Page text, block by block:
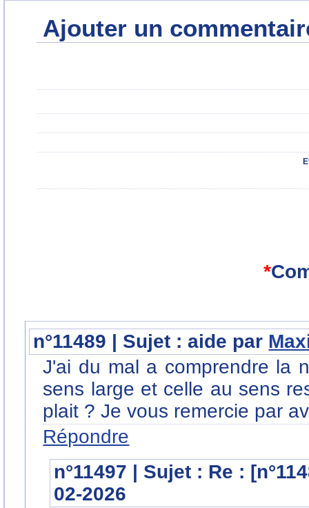
Ajouter un
*
n°11489 | Sujet : aide par
J'ai du mal a comprendre la
sens large et celle au sens
plait ? Je vous remercie par
Répondre
n°11497 | Sujet : Re :
02-2026